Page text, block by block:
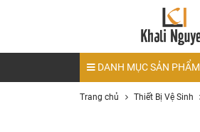
DANH MỤC SẢN PHẨM
Trang chủ Thiết Bị Vệ Sinh